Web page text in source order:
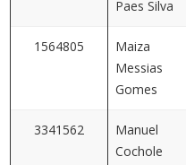
Paes Silva
1564805
Maiza
Messias
Gomes
3341562
Manuel
Cochole